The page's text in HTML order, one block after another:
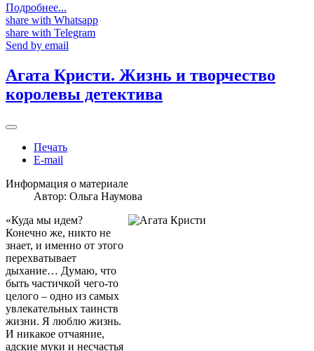
Подробнее...
share with Whatsapp
share with Telegram
Send by email
Агата Кристи. Жизнь и творчество
королевы детектива
Печать
E-mail
Информация о материале
Автор: Ольга Наумова
«Куда мы идем?
Конечно же, никто не
знает, и именно от этого
перехватывает
дыхание… Думаю, что
быть частичкой чего-то
целого – одно из самых
увлекательных таинств
жизни. Я люблю жизнь.
И никакое отчаяние,
адские муки и несчастья